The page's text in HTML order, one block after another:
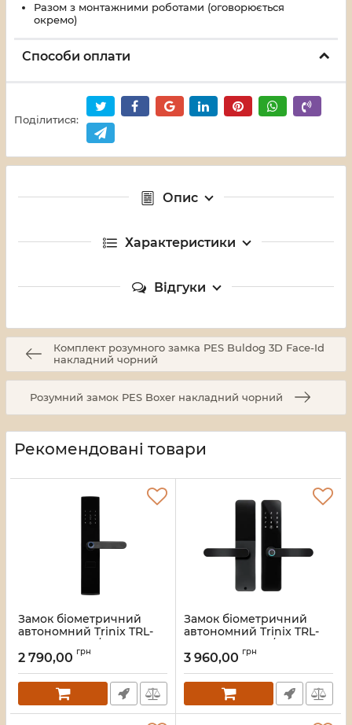
Разом з монтажними роботами (оговорюється
окремо)
Способи оплати
Поділитися:
Опис
Характеристики
Відгуки
Комплект розумного замка PES Buldog 3D Face-Id
накладний чорний
Розумний замок PES Boxer накладний чорний
Рекомендовані товари
Замок біометричний
автономний Trinix TRL-
5404F Black L/R зі
зчитувачем відбитків
Артикул:65-00083
2 790,00 грн
Замок біометричний
автономний Trinix TRL-
5110BTF Black L/R з
Bluetooth, зчитувачем
Mifare
Артикул:65-00080
3 960,00 грн